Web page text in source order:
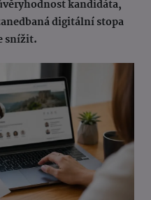
kandidáta,
digitální stopa
snížit.